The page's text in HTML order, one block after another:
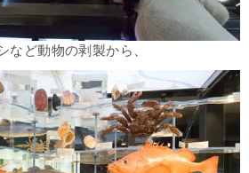
など動物の剥製から、